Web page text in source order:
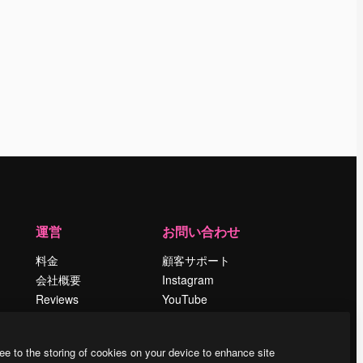
運営
料金
会社概要
Reviews
ブログ
お問い合わせ
顧客サポート
Instagram
YouTube
Discord
to the storing of cookies on your device to enhance site